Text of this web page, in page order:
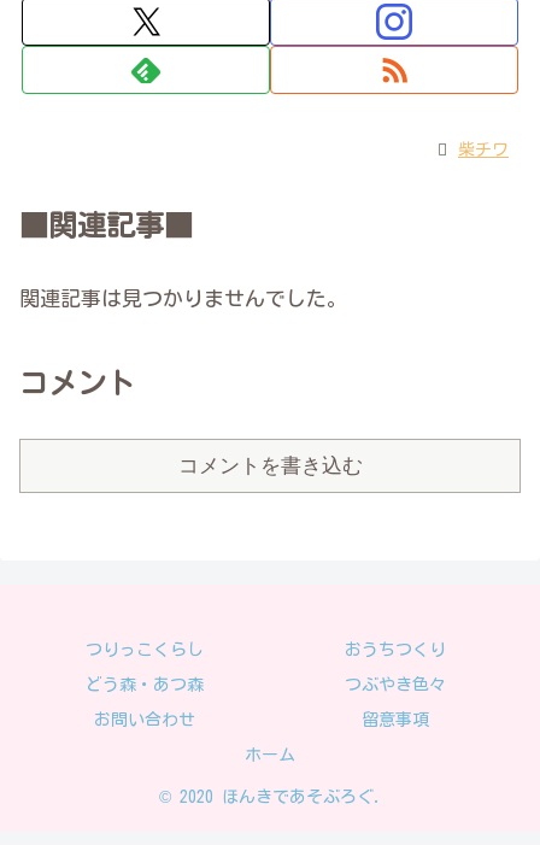
柴チワ
■関連記事■
関連記事は見つかりませんでした。
コメント
コメントを書き込む
つりっこくらし おうちつくり
どう森・あつ森 つぶやき色々
お問い合わせ 留意事項
ホーム
© 2020 ほんきであそぶろぐ.